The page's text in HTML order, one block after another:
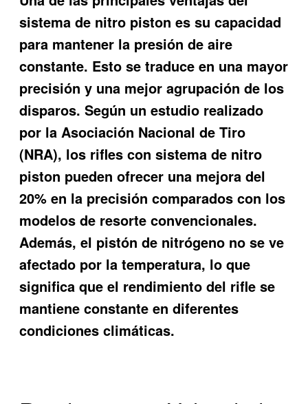
sistema de nitro piston es su capacidad
para mantener la presión de aire
constante. Esto se traduce en una mayor
precisión y una mejor agrupación de los
disparos. Según un estudio realizado
por la Asociación Nacional de Tiro
(NRA), los rifles con sistema de nitro
piston pueden ofrecer una mejora del
20% en la precisión comparados con los
modelos de resorte convencionales.
Además, el pistón de nitrógeno no se ve
afectado por la temperatura, lo que
significa que el rendimiento del rifle se
mantiene constante en diferentes
condiciones climáticas.